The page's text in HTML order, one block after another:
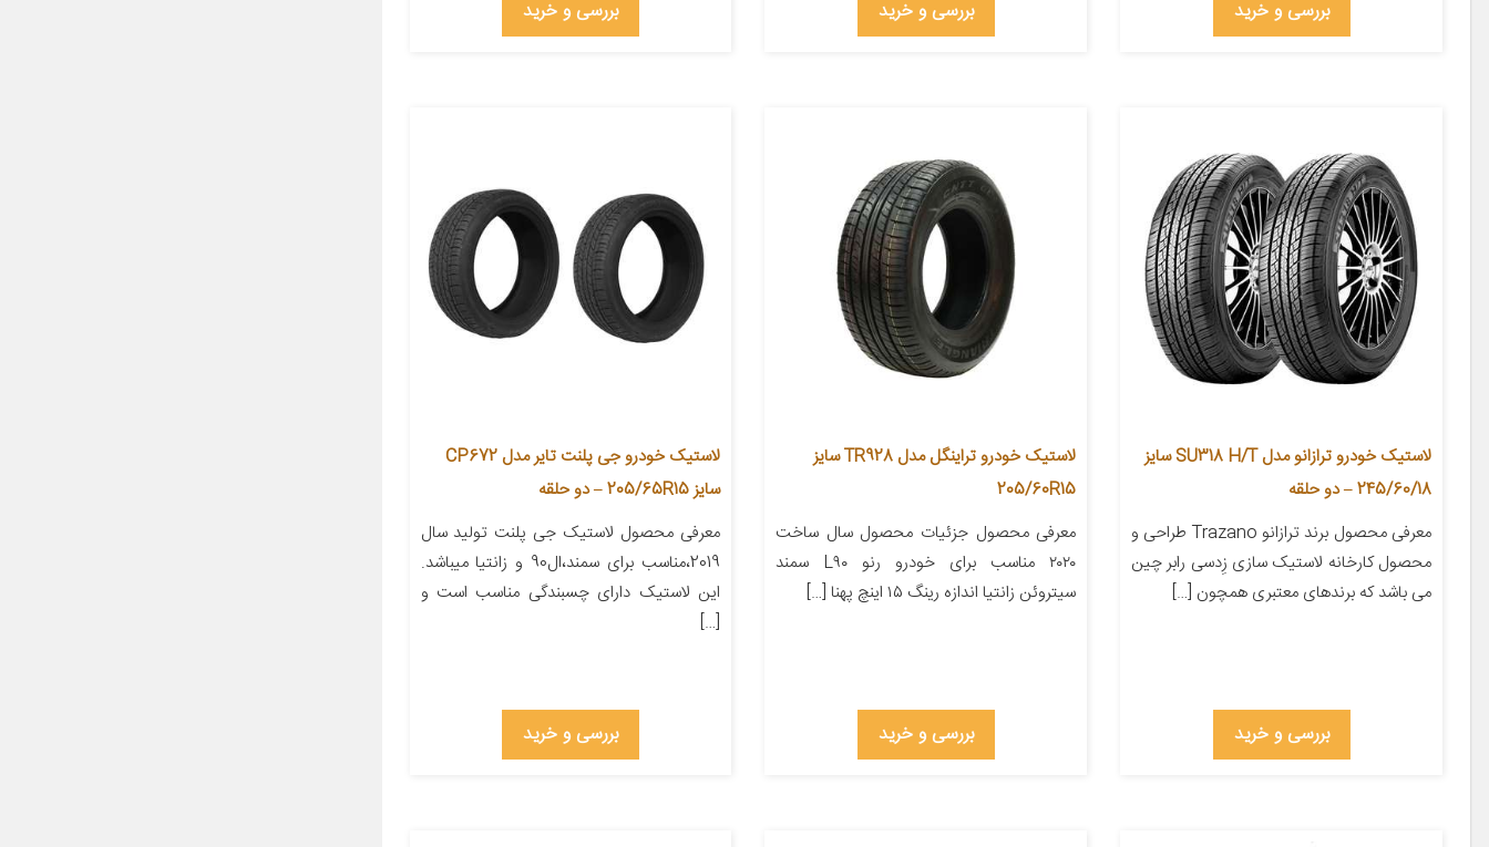
بررسی و خرید بررسی و خرید بررسی و خرید
لاستیک خودرو ترازانو مدل SU318 H/T سایز
245/60/18 – دو حلقه
معرفی محصول برند ترازانو Trazano طراحی و
محصول کارخانه لاستیک سازی زِدسی رابر چین
می باشد که برندهای معتبری همچون […]
بررسی و خرید
لاستیک خودرو تراینگل مدل TR928 سایز
205/60R15
معرفی محصول جزئیات محصول سال ساخت
۲۰۲۰ مناسب برای خودرو رنو L۹۰ سمند
سیتروئن زانتیا اندازه رینگ ۱۵ اینچ پهنا […]
بررسی و خرید
لاستیک خودرو جی پلنت تایر مدل CP672
سایز 205/65R15 – دو حلقه
معرفی محصول لاستیک جی پلنت تولید سال
2019،مناسب برای سمند،ال90 و زانتیا میباشد.
این لاستیک دارای چسبندگی مناسب است و
[…]
بررسی و خرید